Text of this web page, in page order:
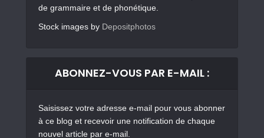
de grammaire et de phonétique.
Stock images by Depositphotos
ABONNEZ-VOUS PAR E-MAIL :
Saisissez votre adresse e-mail pour vous abonner
à ce blog et recevoir une notification de chaque
nouvel article par e-mail.